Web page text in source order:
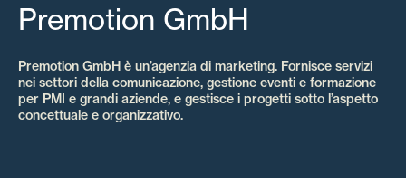
Premotion GmbH
Premotion GmbH è un’agenzia di marketing. Fornisce servizi
nei settori della comunicazione, gestione eventi e formazione
per PMI e grandi aziende, e gestisce i progetti sotto l’aspetto
concettuale e organizzativo.